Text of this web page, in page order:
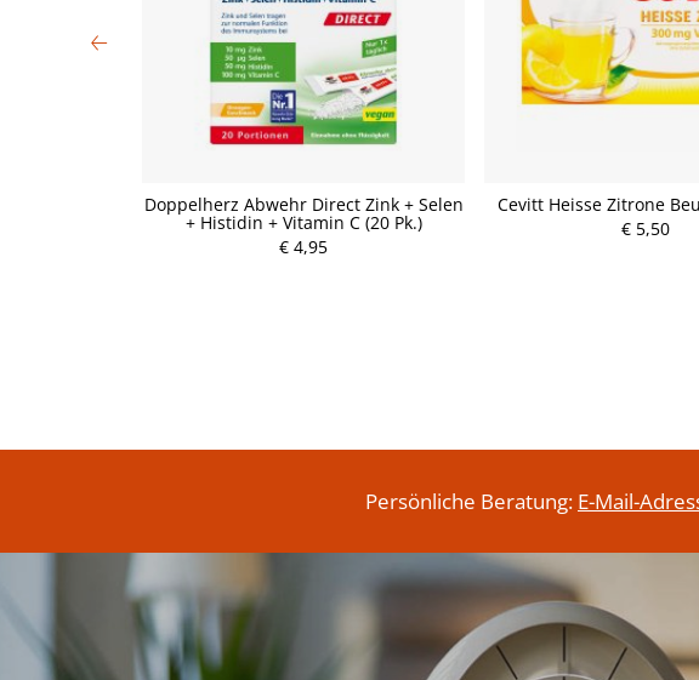
Doppelherz Abwehr Direct Zink + Selen
+ Histidin + Vitamin C (20 Pk.)
€ 4,95
Cevitt Heisse Zitrone
€ 5,50
P
Persönliche Beratung: E-Mail-